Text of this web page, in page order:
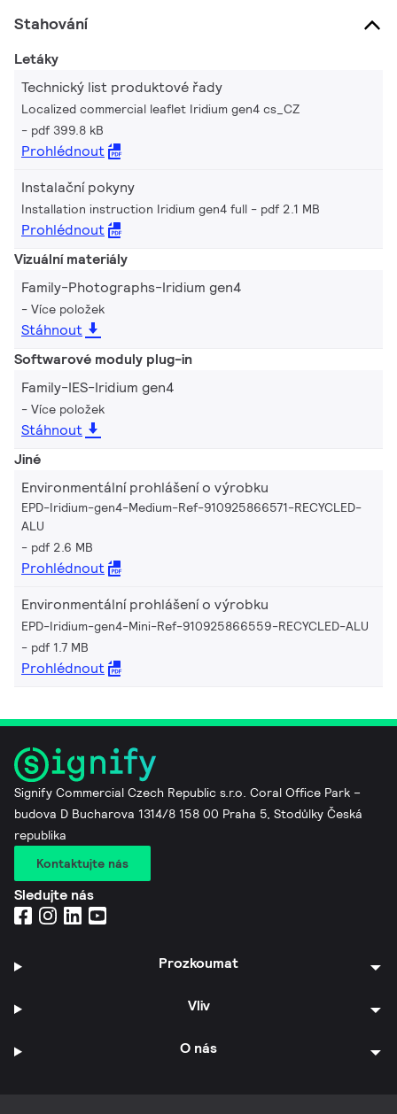
hodnocené jako nejlepší ve své třídě z hlediska účinnosti
v nejrůznějších oblastech použití.
Stahování
Letáky
Technický list produktové řady
Localized commercial leaflet Iridium gen4 cs_CZ
pdf 399.8 kB
Prohlédnout
Instalační pokyny
Installation instruction Iridium gen4 full pdf 2.1 MB
Prohlédnout
Vizuální materiály
Family-Photographs-Iridium gen4
Více položek
Stáhnout
Softwarové moduly plug-in
Family-IES-Iridium gen4
Více položek
Stáhnout
Jiné
Environmentální prohlášení o výrobku
EPD-Iridium-gen4-Medium-Ref-910925866571-RECYCLED-
ALU
pdf 2.6 MB
Prohlédnout
Environmentální prohlášení o výrobku
EPD-Iridium-gen4-Mini-Ref-910925866559-RECYCLED-ALU
pdf 1.7 MB
Prohlédnout
Signify Commercial Czech Republic s.r.o. Coral Office Park –
budova D Bucharova 1314/8 158 00 Praha 5, Stodůlky Česká
republika
Kontaktujte nás
Sledujte nás
Prozkoumat
Vliv
O nás